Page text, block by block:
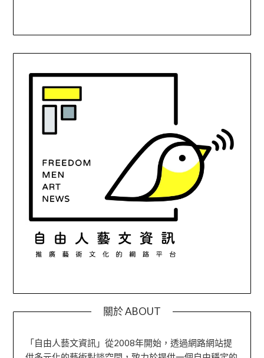
關於 ABOUT
「自由人藝文資訊」從2008年開始，透過網路網站提